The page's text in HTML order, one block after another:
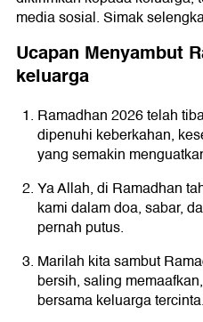
media sosial. Simak
Ucapan Menyambut
keluarga
Ramadhan 2026 telah
dipenuhi keberkahan,
yang semakin
Ya Allah, di Ramadhan
kami dalam doa, sabar,
pernah putus.
Marilah kita sambut
bersih, saling
bersama keluarga tercinta.